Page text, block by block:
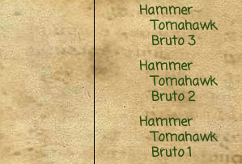
Hammer
Tomahawk
Bruto 3
Hammer
Tomahawk
Bruto 2
Hammer
Tomahawk
Bruto 1